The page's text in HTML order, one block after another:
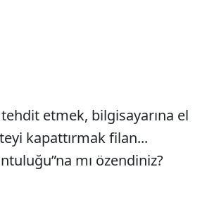
tehdit etmek, bilgisayarına el
kapattırmak filan...
mı özendiniz?